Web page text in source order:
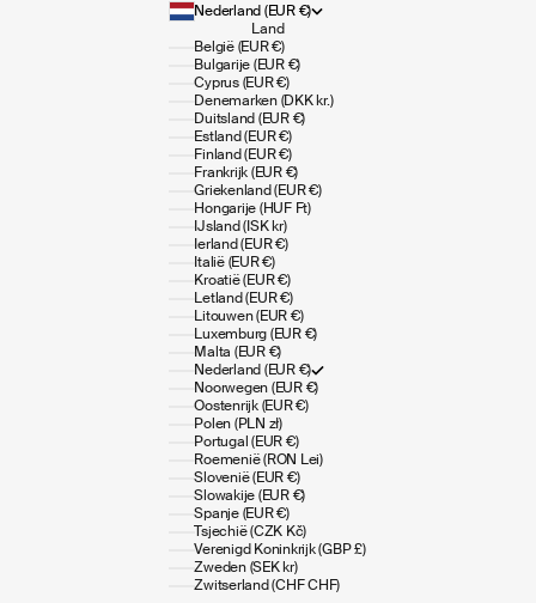
Nederland (EUR €)
Land
België (EUR €)
Bulgarije (EUR €)
Cyprus (EUR €)
Denemarken (DKK kr.)
Duitsland (EUR €)
Estland (EUR €)
Finland (EUR €)
Frankrijk (EUR €)
Griekenland (EUR €)
Hongarije (HUF Ft)
IJsland (ISK kr)
Ierland (EUR €)
Italië (EUR €)
Kroatië (EUR €)
Letland (EUR €)
Litouwen (EUR €)
Luxemburg (EUR €)
Malta (EUR €)
Nederland (EUR €)
Noorwegen (EUR €)
Oostenrijk (EUR €)
Polen (PLN zł)
Portugal (EUR €)
Roemenië (RON Lei)
Slovenië (EUR €)
Slowakije (EUR €)
Spanje (EUR €)
Tsjechië (CZK Kč)
Verenigd Koninkrijk (GBP £)
Zweden (SEK kr)
Zwitserland (CHF CHF)